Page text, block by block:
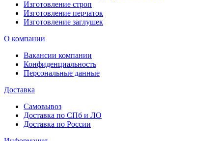
Изготовление строп
Изготовление перчаток
Изготовление заглушек
О компании
Вакансии компании
Конфиденциальность
Персональные данные
Доставка
Самовывоз
Доставка по СПб и ЛО
Доставка по России